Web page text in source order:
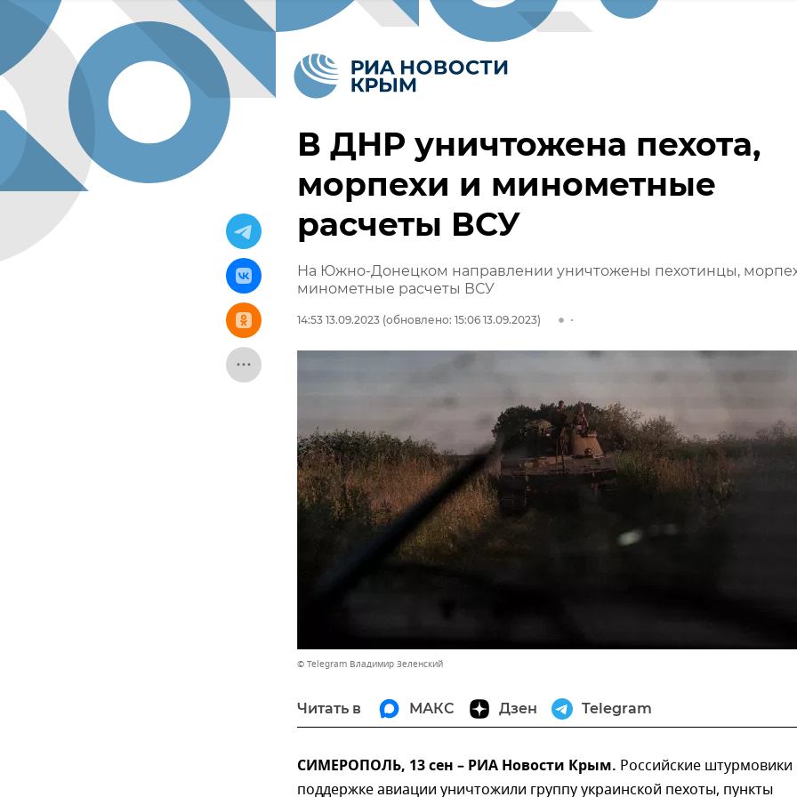
В ДНР уничтожена пехота,
морпехи и минометные
расчеты ВСУ
На Южно-Донецком направлении уничтожены пехотинцы,
минометные расчеты ВСУ
14:53 13.09.2023 (обновлено: 15:06 13.09.2023)
© Telegram Владимир Зеленский
Читать в МАКС Дзен Telegram
СИМЕРОПОЛЬ, 13 сен – РИА Новости Крым. Российские
поддержке авиации уничтожили группу украинской пехоты, пункты